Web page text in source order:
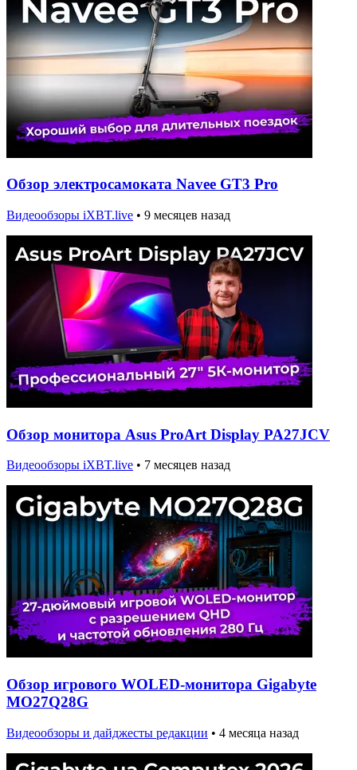
Обзор электросамоката Navee GT3 Pro
Видеообзоры iXBT.live • 9 месяцев назад
Обзор монитора Asus ProArt Display PA27JCV
Видеообзоры iXBT.live • 7 месяцев назад
Обзор игрового WOLED-монитора Gigabyte
MO27Q28G
Видеообзоры и дайджесты редакции • 4 месяца назад